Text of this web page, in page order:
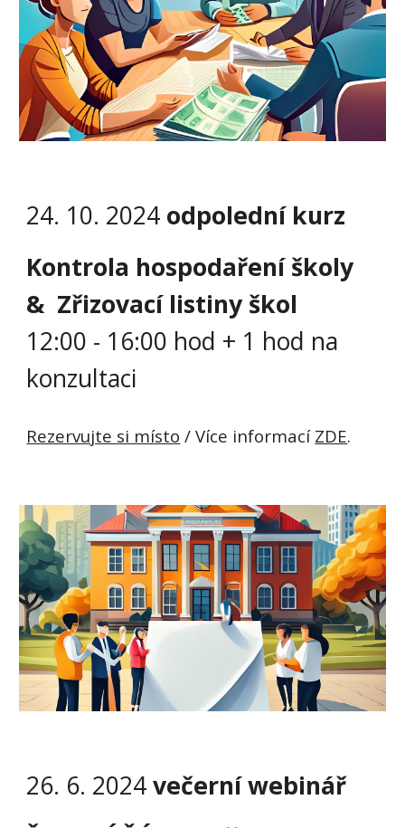
24. 10. 2024 odpolední kurz
Kontrola hospodaření školy
& Zřizovací listiny škol
12:00 - 16:00 hod + 1 hod na
konzultaci
Rezervujte si místo / Více informací ZDE.
26. 6. 2024večerní webinář